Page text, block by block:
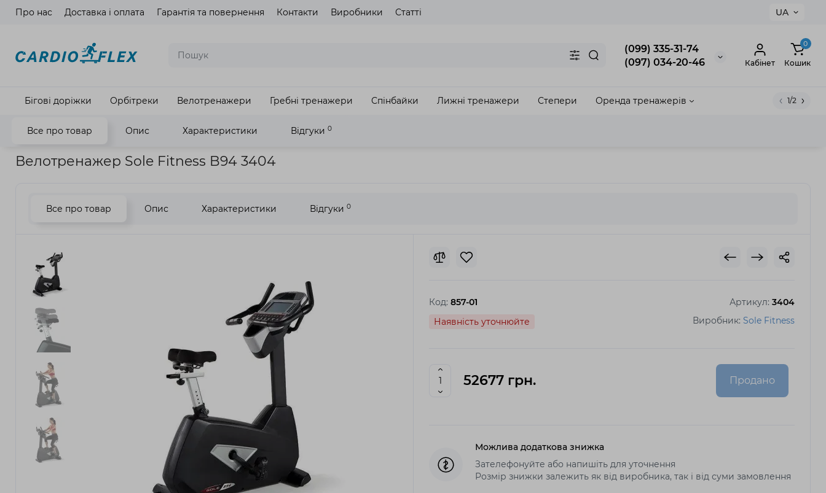
Про нас Доставка і оплата Гарантія та повернення Контакти Виробники Статті UA
(099) 335-31-74
(097) 034-20-46
Кабінет
0
Кошик
Бігові доріжки Орбітреки Велотренажери Гребні тренажери Спінбайки Лижні тренажери Степери Оренда тренажерів 1/2
Все про товар Опис Характеристики Відгуки 0
Головна Кардіотренажери Велотренажери Велотренажер Sole Fitness B94 3404
Велотренажер Sole Fitness B94 3404
Закрити
Все про товар Опис Характеристики Відгуки 0
Код: 857-01 Артикул: 3404
Виробник: Sole Fitness
Наявність уточнюйте
52677 грн. Продано
Можлива додаткова знижка
Зателефонуйте або напишіть для уточнення
Розмір знижки залежить як від виробника, так і від суми замовлення